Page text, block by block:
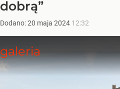
dobrą”
Dodano:20 maja 2024 12:32